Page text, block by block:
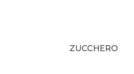
ZUCCHERO